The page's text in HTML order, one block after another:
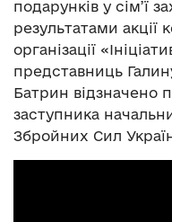
подарунків у сім’ї
результатами акції
організації
представниць
Батрин відзначено
заступника
Збройних Сил